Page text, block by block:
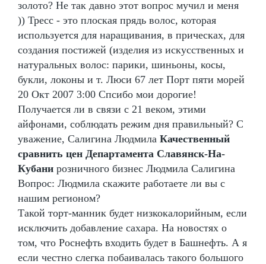
золото? Не так давно этот вопрос мучил и меня
)) Тресс - это плоская прядь волос, которая
используется для наращивания, в прическах, для
создания постижей (изделия из искусственных и
натуральных волос: парики, шиньоны, косы,
букли, локоны и т. Люси 67 лет Порт пяти морей
20 Окт 2007 3:00 Спсибо мои дорогие!
Получается ли в связи с 21 веком, этими
айфонами, соблюдать режим дня правильный? С
уважение, Салигина Людмила Качественный
сравнить цен Департамента Славянск-На-
Кубани розничного бизнес Людмила Салигина
Вопрос: Людмила скажите работаете ли вы с
нашим регионом?
Такой торт-манник будет низкокалорийным, если
исключить добавление сахара. На новостях о
том, что Роснефть входить будет в Башнефть. А я
если честно слегка побаивалась такого большого